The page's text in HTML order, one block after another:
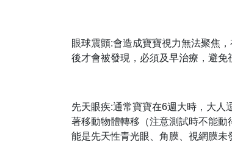
眼球震顫:會造成寶寶視力無法聚焦
後才會被發現，必須及早治療，避免
先天眼疾:通常寶寶在6週大時，大人
著移動物體轉移（注意測試時不能
能是先天性青光眼、角膜、視網膜未